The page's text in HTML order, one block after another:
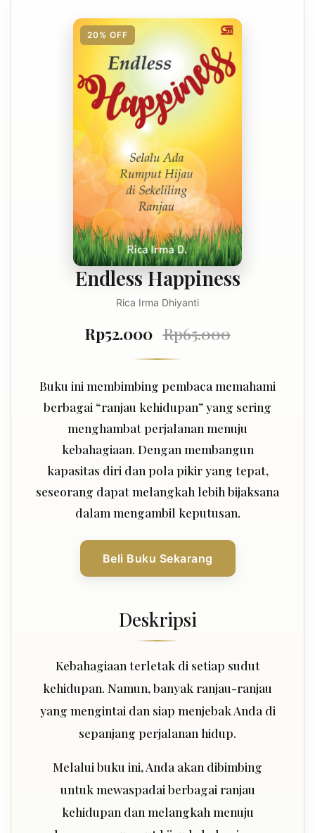
20% OFF
Endless Happiness
Rica Irma Dhiyanti
Rp52.000 Rp65.000
Buku ini membimbing pembaca memahami
berbagai “ranjau kehidupan” yang sering
menghambat perjalanan menuju
kebahagiaan. Dengan membangun
kapasitas diri dan pola pikir yang tepat,
seseorang dapat melangkah lebih bijaksana
dalam mengambil keputusan.
Beli Buku Sekarang
Deskripsi
Kebahagiaan terletak di setiap sudut
kehidupan. Namun, banyak ranjau-ranjau
yang mengintai dan siap menjebak Anda di
sepanjang perjalanan hidup.
Melalui buku ini, Anda akan dibimbing
untuk mewaspadai berbagai ranjau
kehidupan dan melangkah menuju